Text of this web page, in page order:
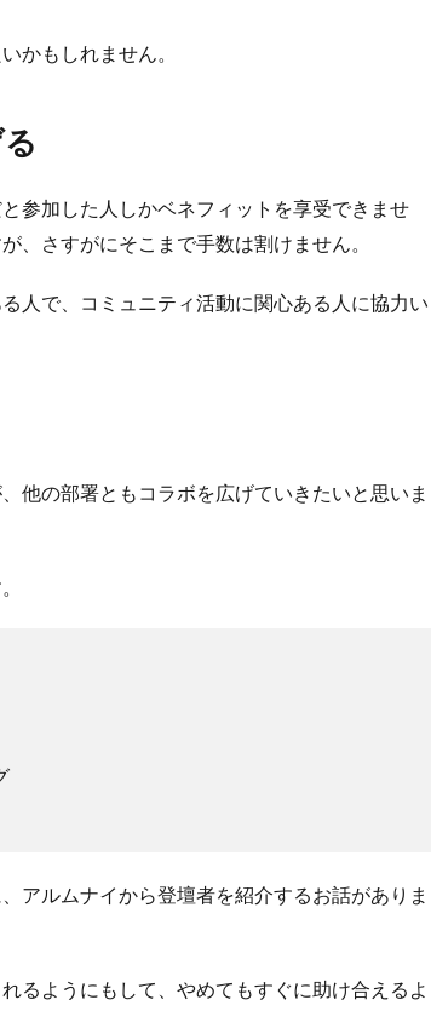
かもしれません。
参加した人しかベネフィットを享受できませ
、さすがにそこまで手数は割けません。
人で、コミュニティ活動に関心ある人に協力い
他の部署ともコラボを広げていきたいと思いま
アルムナイから登壇者を紹介するお話がありま
るようにもして、やめてもすぐに助け合えるよ